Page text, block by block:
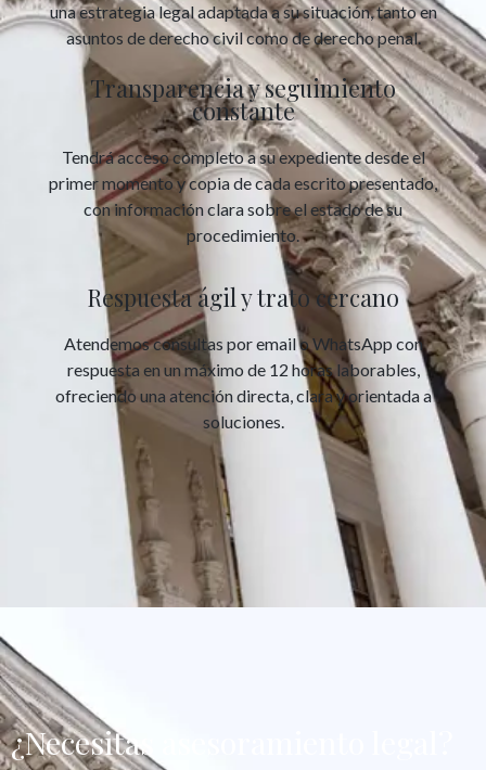
una estrategia legal adaptada a su situación, tanto en
asuntos de derecho civil como de derecho penal.
Transparencia y seguimiento
constante
Tendrá acceso completo a su expediente desde el
primer momento y copia de cada escrito presentado,
con información clara sobre el estado de su
procedimiento.
Respuesta ágil y trato cercano
Atendemos consultas por email o WhatsApp con
respuesta en un máximo de 12 horas laborables,
ofreciendo una atención directa, clara y orientada a
soluciones.
¿Necesitas asesoramiento legal?